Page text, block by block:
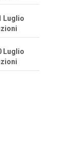
Luglio
Luglio